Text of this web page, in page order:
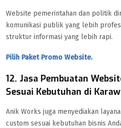
Website pemerintahan dan politik
komunikasi publik yang lebih
struktur informasi yang lebih rapi.
Pilih Paket Promo Website.
12. Jasa Pembuatan
Sesuai Kebutuhan di
Anik Works juga menyediakan
custom sesuai kebutuhan bisnis